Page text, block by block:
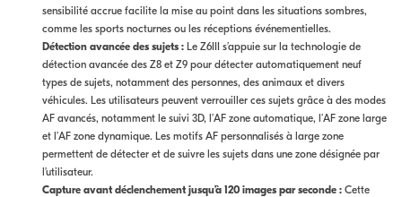
sensibilité accrue facilite la mise au point dans les situations sombres,
comme les sports nocturnes ou les réceptions événementielles.
Détection avancée des sujets : Le Z6III s’appuie sur la technologie de
détection avancée des Z8 et Z9 pour détecter automatiquement neuf
types de sujets, notamment des personnes, des animaux et divers
véhicules. Les utilisateurs peuvent verrouiller ces sujets grâce à des modes
AF avancés, notamment le suivi 3D, l’AF zone automatique, l’AF zone large
et l’AF zone dynamique. Les motifs AF personnalisés à large zone
permettent de détecter et de suivre les sujets dans une zone désignée par
l’utilisateur.
Capture avant déclenchement jusqu’à 120 images par seconde : Cette